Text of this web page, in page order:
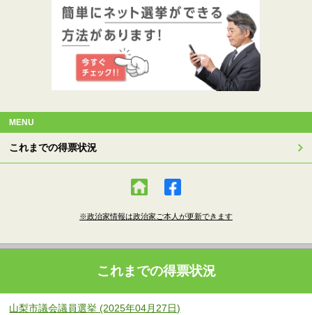
MENU
これまでの得票状況
※政治家情報は政治家ご本人が更新できます
これまでの得票状況
山梨市議会議員選挙 (2025年04月27日)